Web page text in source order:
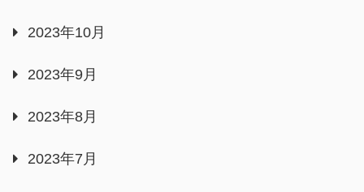
2023年10月
2023年9月
2023年8月
2023年7月